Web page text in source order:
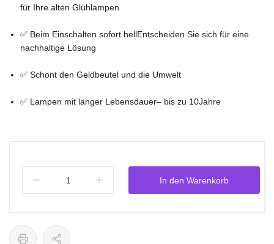
für Ihre alten Glühlampen
✅ Beim Einschalten sofort hellEntscheiden Sie sich für eine
nachhaltige Lösung
✅ Schont den Geldbeutel und die Umwelt
✅ Lampen mit langer Lebensdauer– bis zu 10Jahre
In den Warenkorb